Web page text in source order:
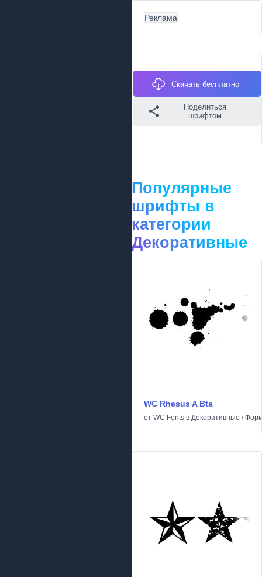
Реклама
Скачать бесплатно
Поделиться
шрифтом
Популярные
шрифты в
категории
Декоративные
WC Rhesus A Bta
от WC Fonts в Декоративные /